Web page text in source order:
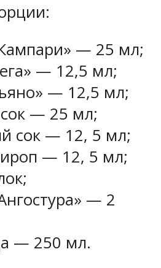
— 25 мл;
— 12,5 мл;
— 12,5 мл;
— 25 мл;
сок — 12, 5 мл;
— 12, 5 мл;
— 2
— 250 мл.